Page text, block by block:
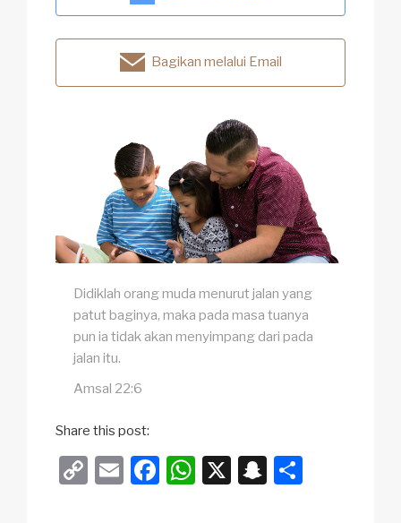
Bagikan melalui Email
Didiklah orang muda menurut jalan yang
patut baginya, maka pada masa tuanya
pun ia tidak akan menyimpang dari pada
jalan itu.
Amsal 22:6
Share this post:
C
E
F
W X
S